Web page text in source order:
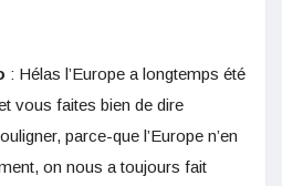
: Hélas l’Europe a longtemps été
vous faites bien de dire
parce-que l’Europe n’en
on nous a toujours fait